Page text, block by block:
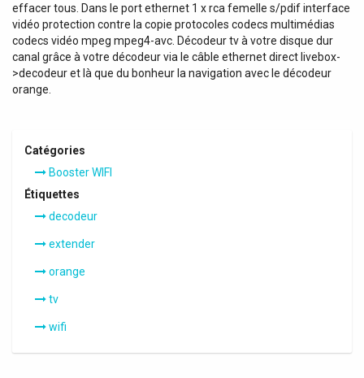
effacer tous. Dans le port ethernet 1 x rca femelle s/pdif interface
vidéo protection contre la copie protocoles codecs multimédias
codecs vidéo mpeg mpeg4-avc. Décodeur tv à votre disque dur
canal grâce à votre décodeur via le câble ethernet direct livebox-
>decodeur et là que du bonheur la navigation avec le décodeur
orange.
Catégories
Booster WIFI
Étiquettes
decodeur
extender
orange
tv
wifi